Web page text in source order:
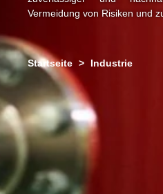
Vermeidung von Risiken und
Startseite > Industrie